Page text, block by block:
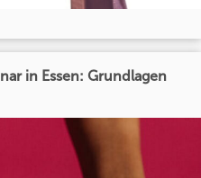
in Essen: Grundlagen